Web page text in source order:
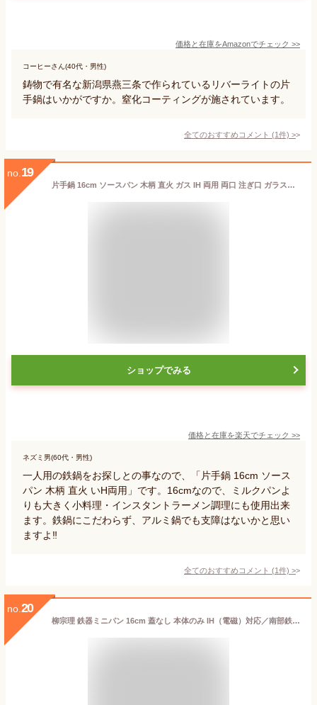
価格と在庫をAmazonでチェック >>
コーヒーさん(40代・男性)
鋳物で有名な新潟県燕三条で作られているリバーライトの片
手鍋はいかがですか。窒化コーティングが施されています。
全てのおすすめコメント (1件) >
no. 19
片手鍋 16cm ソースパン 木柄 直火 ガス IH 両用 両口 注ぎ口 ガラス蓋 蓋 ガラス ピンク 鍋 なべ 小さい 小さめ 小型 ミニ アルミ鍋 アルミニウム 鉄なべ 鉄鍋 調理器具 調理 焦げつきにくい【PE wookware 品藝鍋具】【台湾直送】【送料無料】
ショップでみる
価格と在庫を楽天でチェック >>
ネズミ男(60代・男性)
一人用の鉄鍋をお探しとの事なので、「片手鍋 16cm ソース
パン 木柄 直火 いH両用」です。16cmなので、ミルクパンよ
りも大きく小料理・インスタントラーメン調理にも使用出来
ます。鉄鍋にこだわらず、アルミ鍋でも支障はないかと思い
ますよ‼️
全てのおすすめコメント (1件) >
no. 20
柳宗理 鉄器ミニパン 16cm 蓋なし 本体のみ IH（電磁）対応／南部鉄器 スキレット 鋳鉄フライパン 《メーカー取寄／返品不可》 036148002